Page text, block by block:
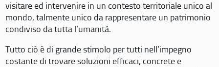
visitare ed intervenire in un contesto territoriale unico al
mondo, talmente unico da rappresentare un patrimonio
condiviso da tutta l’umanità.
Tutto ciò è di grande stimolo per tutti nell’impegno
costante di trovare soluzioni efficaci, concrete e